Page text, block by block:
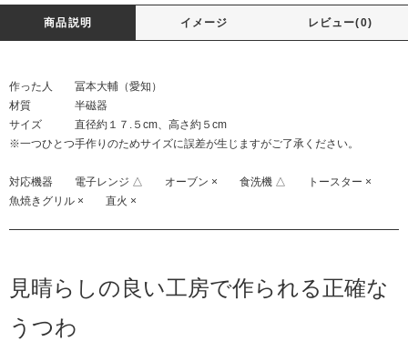
商品説明 イメージ レビュー(0)
作った人 冨本大輔（愛知）
材質 半磁器
サイズ 直径約１７.５cm、高さ約５cm
※一つひとつ手作りのためサイズに誤差が生じますがご了承ください。
対応機器 電子レンジ △ オーブン × 食洗機 △ トースター ×
魚焼きグリル × 直火 ×
見晴らしの良い工房で作られる正確な
うつわ